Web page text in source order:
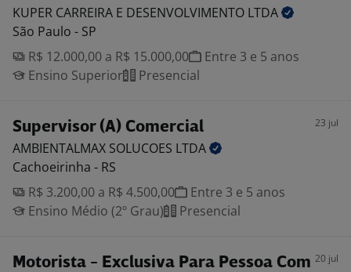
KUPER CARREIRA E DESENVOLVIMENTO LTDA
São Paulo - SP
R$ 12.000,00 a R$ 15.000,00
Entre 3 e 5 anos
Ensino Superior
Presencial
Supervisor (A) Comercial 23 jul
AMBIENTALMAX SOLUCOES LTDA
Cachoeirinha - RS
R$ 3.200,00 a R$ 4.500,00
Entre 3 e 5 anos
Ensino Médio (2º Grau)
Presencial
Motorista - Exclusiva Para Pessoa Com 20 jul